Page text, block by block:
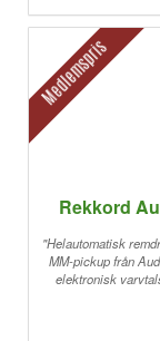
Medlemspris
Rekkord
"Helautomatisk
MM-pickup från
elektronisk